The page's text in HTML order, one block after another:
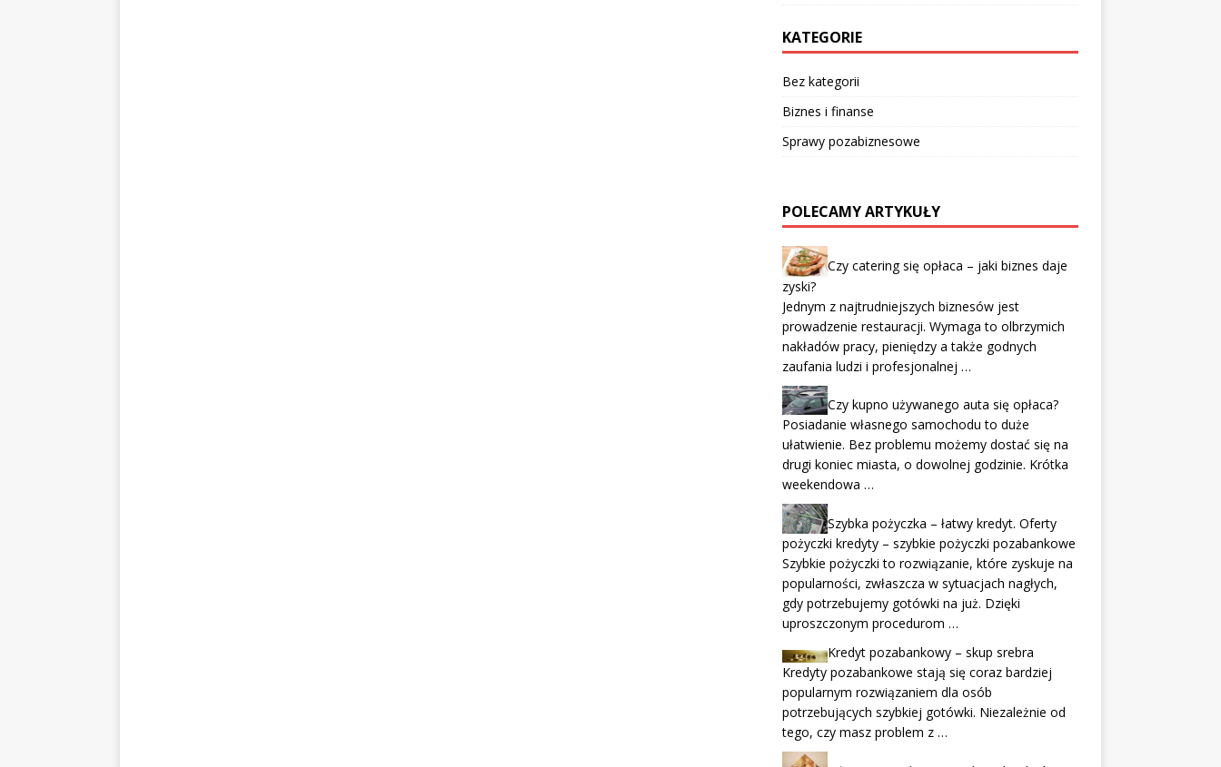
KATEGORIE
Bez kategorii
Biznes i finanse
Sprawy pozabiznesowe
POLECAMY ARTYKUŁY
Czy catering się opłaca – jaki biznes daje
zyski?
Jednym z najtrudniejszych biznesów jest
prowadzenie restauracji. Wymaga to olbrzymich
nakładów pracy, pieniędzy a także godnych
zaufania ludzi i profesjonalnej …
Czy kupno używanego auta się opłaca?
Posiadanie własnego samochodu to duże
ułatwienie. Bez problemu możemy dostać się na
drugi koniec miasta, o dowolnej godzinie. Krótka
weekendowa …
Szybka pożyczka – łatwy kredyt. Oferty
pożyczki kredyty – szybkie pożyczki pozabankowe
Szybkie pożyczki to rozwiązanie, które zyskuje na
popularności, zwłaszcza w sytuacjach nagłych,
gdy potrzebujemy gotówki na już. Dzięki
uproszczonym procedurom …
Kredyt pozabankowy – skup srebra
Kredyty pozabankowe stają się coraz bardziej
popularnym rozwiązaniem dla osób
potrzebujących szybkiej gotówki. Niezależnie od
tego, czy masz problem z …